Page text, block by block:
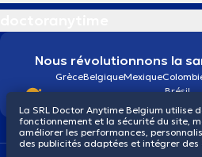
Nous révolutionnons la
GrèceBelgiqueMexique
Brésil
La SRL Doctor Anytime Belgium utilise
fonctionnement et la sécurité du site,
améliorer les performances,
des publicités adaptées et intégrer des